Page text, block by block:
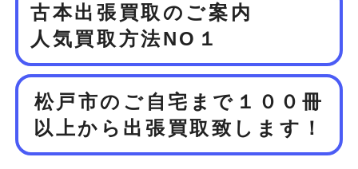
古本出張買取のご案内
人気買取方法NO１
松戸市のご自宅まで１００冊
以上から 出張買取致します！